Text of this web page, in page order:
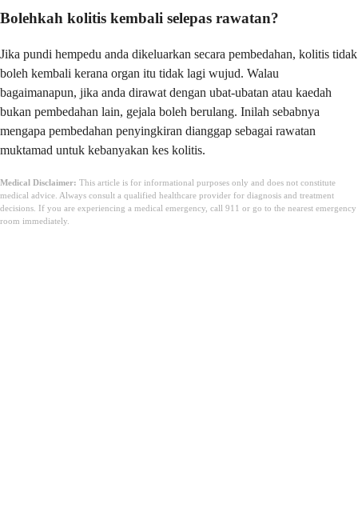
Bolehkah kolitis kembali selepas rawatan?
Jika pundi hempedu anda dikeluarkan secara pembedahan, kolitis tidak
boleh kembali kerana organ itu tidak lagi wujud. Walau
bagaimanapun, jika anda dirawat dengan ubat-ubatan atau kaedah
bukan pembedahan lain, gejala boleh berulang. Inilah sebabnya
mengapa pembedahan penyingkiran dianggap sebagai rawatan
muktamad untuk kebanyakan kes kolitis.
Medical Disclaimer: This article is for informational purposes only and does not constitute
medical advice. Always consult a qualified healthcare provider for diagnosis and treatment
decisions. If you are experiencing a medical emergency, call 911 or go to the nearest emergency
room immediately.